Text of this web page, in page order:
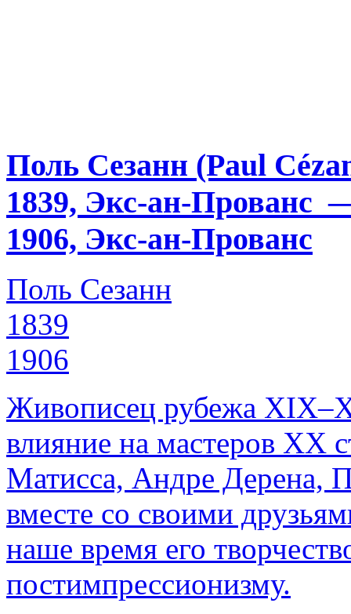
Поль Сезанн (Paul
1839, Экс-ан-Прованс
1906, Экс-ан-Прованс
Поль Сезанн
1839
1906
Живописец рубежа
влияние на мастеров ХХ
Матисса, Андре Дерена,
вместе со своими
наше время его
постимпрессионизму.